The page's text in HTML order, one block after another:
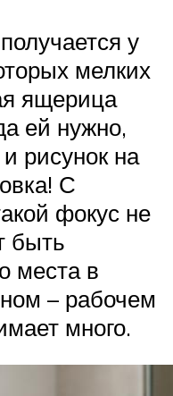
у
мелких
ящерица
ей нужно,
рисунок на
С
фокус не
быть
места в
– рабочем
много.